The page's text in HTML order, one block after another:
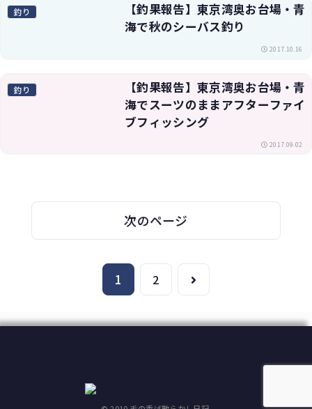
釣り
【釣果報告】東京湾奥お台場・青
海で秋のシーバス釣り
2017.10.16
釣り
【釣果報告】東京湾奥お台場・青
海でスーツのままアフターファイ
ブフィッシング
2017.09.02
次のページ
1 2
次